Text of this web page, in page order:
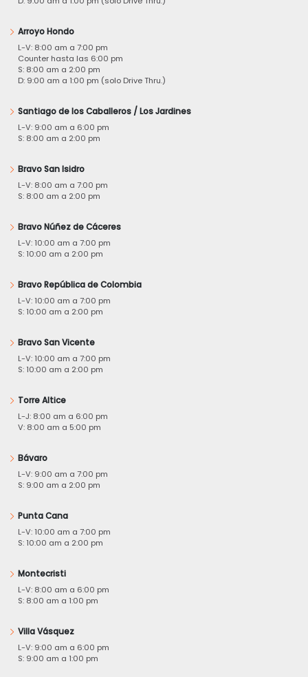
Arroyo Hondo
L-V: 8:00 am a 7:00 pm
Counter hasta las 6:00 pm
S: 8:00 am a 2:00 pm
D: 9:00 am a 1:00 pm (solo Drive Thru.)
Santiago de los Caballeros / Los Jardines
L-V: 9:00 am a 6:00 pm
S: 8:00 am a 2:00 pm
Bravo San Isidro
L-V: 8:00 am a 7:00 pm
S: 8:00 am a 2:00 pm
Bravo Núñez de Cáceres
L-V: 10:00 am a 7:00 pm
S: 10:00 am a 2:00 pm
Bravo República de Colombia
L-V: 10:00 am a 7:00 pm
S: 10:00 am a 2:00 pm
Bravo San Vicente
L-V: 10:00 am a 7:00 pm
S: 10:00 am a 2:00 pm
Torre Altice
L-J: 8:00 am a 6:00 pm
V: 8:00 am a 5:00 pm
Bávaro
L-V: 9:00 am a 7:00 pm
S: 9:00 am a 2:00 pm
Punta Cana
L-V: 10:00 am a 7:00 pm
S: 10:00 am a 2:00 pm
Montecristi
L-V: 8:00 am a 6:00 pm
S: 8:00 am a 1:00 pm
Villa Vásquez
L-V: 9:00 am a 6:00 pm
S: 9:00 am a 1:00 pm